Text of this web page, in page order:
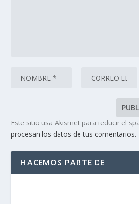
Este sitio usa Akismet para reducir el
procesan los datos de tus comentarios.
HACEMOS PARTE DE